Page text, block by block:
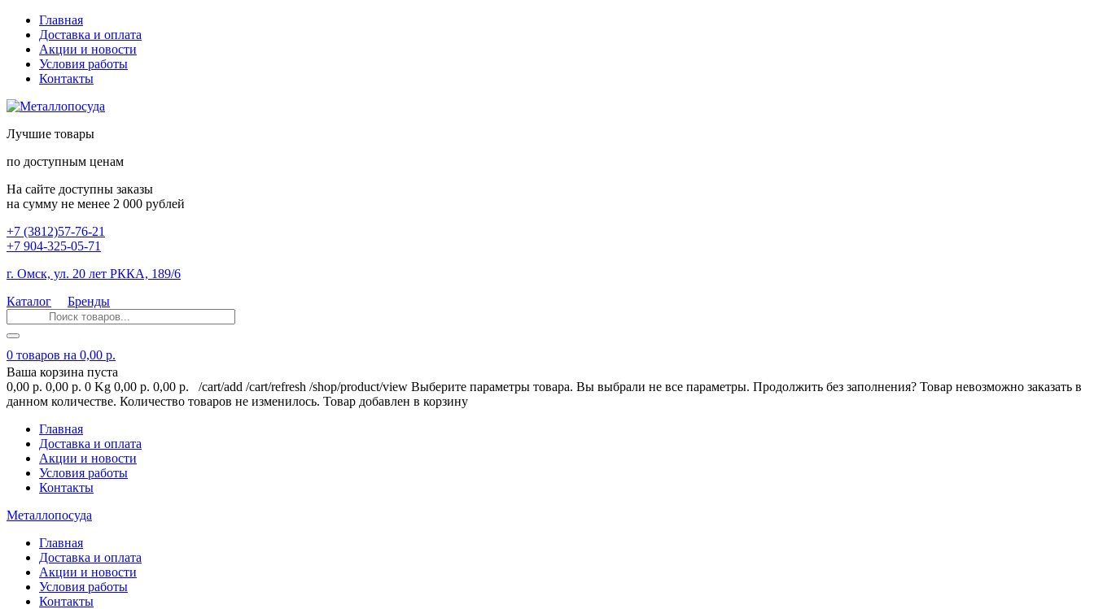
Главная
Доставка и оплата
Акции и новости
Условия работы
Контакты
Лучшие товары
по доступным ценам
На сайте доступны заказы
на сумму не менее 2 000 рублей
+7 (3812)57-76-21
+7 904-325-05-71
г. Омск, ул. 20 лет РККА, 189/6
Каталог
Бренды
0 товаров на 0,00 р.
Ваша корзина пуста
0,00 р. 0,00 р. 0 Kg 0,00 р. 0,00 р. /cart/add /cart/refresh /shop/product/view Выберите параметры товара. Вы выбрали не все параметры. Продолжить без заполнения? Товар невозможно заказать в
данном количестве. Количество товаров не изменилось. Товар добавлен в корзину
Главная
Доставка и оплата
Акции и новости
Условия работы
Контакты
Металлопосуда
Главная
Доставка и оплата
Акции и новости
Условия работы
Контакты